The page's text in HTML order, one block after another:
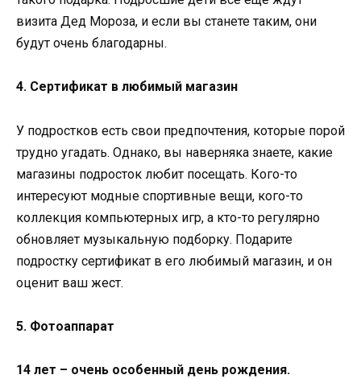
визита Дед Мороза, и если вы станете таким, они
будут очень благодарны.
4. Сертификат в любимый магазин
У подростков есть свои предпочтения, которые порой
трудно угадать. Однако, вы наверняка знаете, какие
магазины подросток любит посещать. Кого-то
интересуют модные спортивные вещи, кого-то
коллекция компьютерных игр, а кто-то регулярно
обновляет музыкальную подборку. Подарите
подростку сертификат в его любимый магазин, и он
оценит ваш жест.
5. Фотоаппарат
14 лет – очень особенный день рождения.